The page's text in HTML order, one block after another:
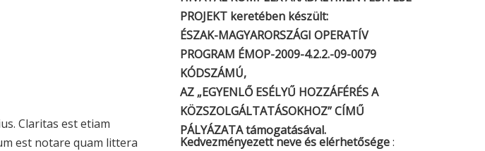
Claritas est etiam
est notare quam littera
PROJEKT keretében készült:
ÉSZAK-MAGYARORSZÁGI OPERATÍV
PROGRAM ÉMOP-2009-4.2.2.-09-0079
KÓDSZÁMÚ,
AZ „EGYENLŐ ESÉLYŰ HOZZÁFÉRÉS A
KÖZSZOLGÁLTATÁSOKHOZ” CÍMŰ
PÁLYÁZATA támogatásával.
Kedvezményezett neve és elérhetősége: